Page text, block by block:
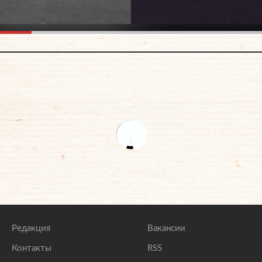
Редакция
Контакты
Вакансии
RSS